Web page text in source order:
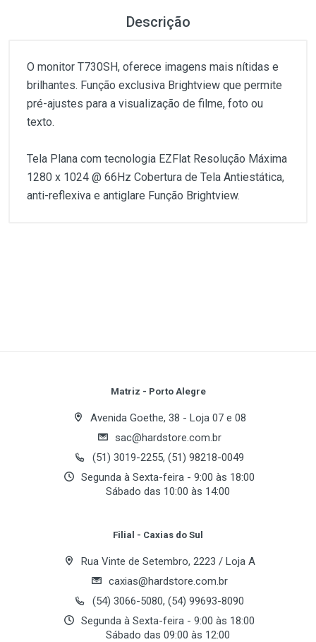
Descrição
O monitor T730SH, oferece imagens mais nítidas e
brilhantes. Função exclusiva Brightview que permite
pré-ajustes para a visualização de filme, foto ou
texto.
Tela Plana com tecnologia EZFlat Resolução Máxima
1280 x 1024 @ 66Hz Cobertura de Tela Antiestática,
anti-reflexiva e antiglare Função Brightview.
Your Name
Email Address
Matriz - Porto Alegre
Avenida Goethe, 38 - Loja 07 e 08
sac@hardstore.com.br
(51) 3019-2255, (51) 98218-0049
Segunda à Sexta-feira - 9:00 às 18:00
Sábado das 10:00 às 14:00
Filial - Caxias do Sul
Rua Vinte de Setembro, 2223 / Loja A
caxias@hardstore.com.br
(54) 3066-5080, (54) 99693-8090
Segunda à Sexta-feira - 9:00 às 18:00
Sábado das 09:00 às 12:00